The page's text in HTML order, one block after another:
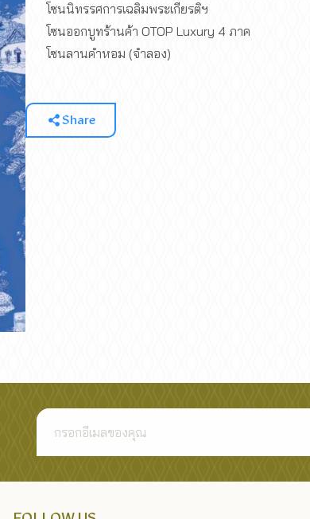
โซนนิทรรศการเฉลิมพระเกียรติฯ
โซนออกบูทร้านค้า OTOP Luxury 4 ภาค
โซนลานคำหอม (จำลอง)
Share